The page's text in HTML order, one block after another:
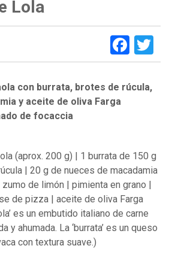
Lola
con burrata, brotes de rúcula,
y aceite de oliva Farga
de focaccia
(aprox. 200 g) | 1 burrata de 150 g
| 20 g de nueces de macadamia
de limón | pimienta en grano |
de pizza | aceite de oliva Farga
es un embutido italiano de carne
y ahumada. La ‘burrata’ es un queso
con textura suave.)